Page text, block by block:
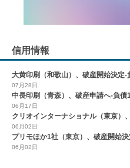
信用情報
大黄印刷（和歌山）、破産開始決定-
07月28日
中長印刷（青森）、破産申請へ-負債
06月17日
クリオインターナショナル（東京）
06月02日
プリモほか1社（東京）、破産開始
06月02日